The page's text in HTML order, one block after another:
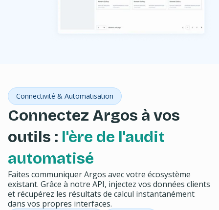
Connectivité & Automatisation
Connectez Argos à vos
outils : l'ère de l'audit
automatisé
Faites communiquer Argos avec votre écosystème
existant. Grâce à notre API, injectez vos données clients
et récupérez les résultats de calcul instantanément
dans vos propres interfaces.